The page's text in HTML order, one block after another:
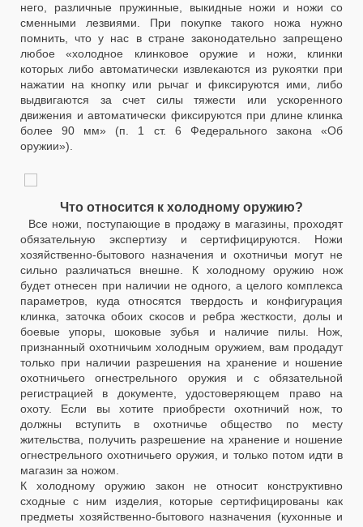
него, различные пружинные, выкидные ножи и ножи со
сменными лезвиями. При покупке такого ножа нужно
помнить, что у нас в стране законодательно запрещено
любое «холодное клинковое оружие и ножи, клинки
которых либо автоматически извлекаются из рукоятки при
нажатии на кнопку или рычаг и фиксируются ими, либо
выдвигаются за счет силы тяжести или ускоренного
движения и автоматически фиксируются при длине клинка
более 90 мм» (п. 1 ст. 6 Федерального закона «Об
оружии»).
Что относится к холодному оружию?
Все ножи, поступающие в продажу в магазины, проходят
обязательную экспертизу и сертифицируются. Ножи
хозяйственно-бытового назначения и охотничьи могут не
сильно различаться внешне. К холодному оружию нож
будет отнесен при наличии не одного, а целого комплекса
параметров, куда относятся твердость и конфигурация
клинка, заточка обоих скосов и ребра жесткости, долы и
боевые упоры, шоковые зубья и наличие пилы. Нож,
признанный охотничьим холодным оружием, вам продадут
только при наличии разрешения на хранение и ношение
охотничьего огнестрельного оружия и с обязательной
регистрацией в документе, удостоверяющем право на
охоту. Если вы хотите приобрести охотничий нож, то
должны вступить в охотничье общество по месту
жительства, получить разрешение на хранение и ношение
огнестрельного охотничьего оружия, и только потом идти в
магазин за ножом.
К холодному оружию закон не относит конструктивно
сходные с ним изделия, которые сертифицированы как
предметы хозяйственно-бытового назначения (кухонные и